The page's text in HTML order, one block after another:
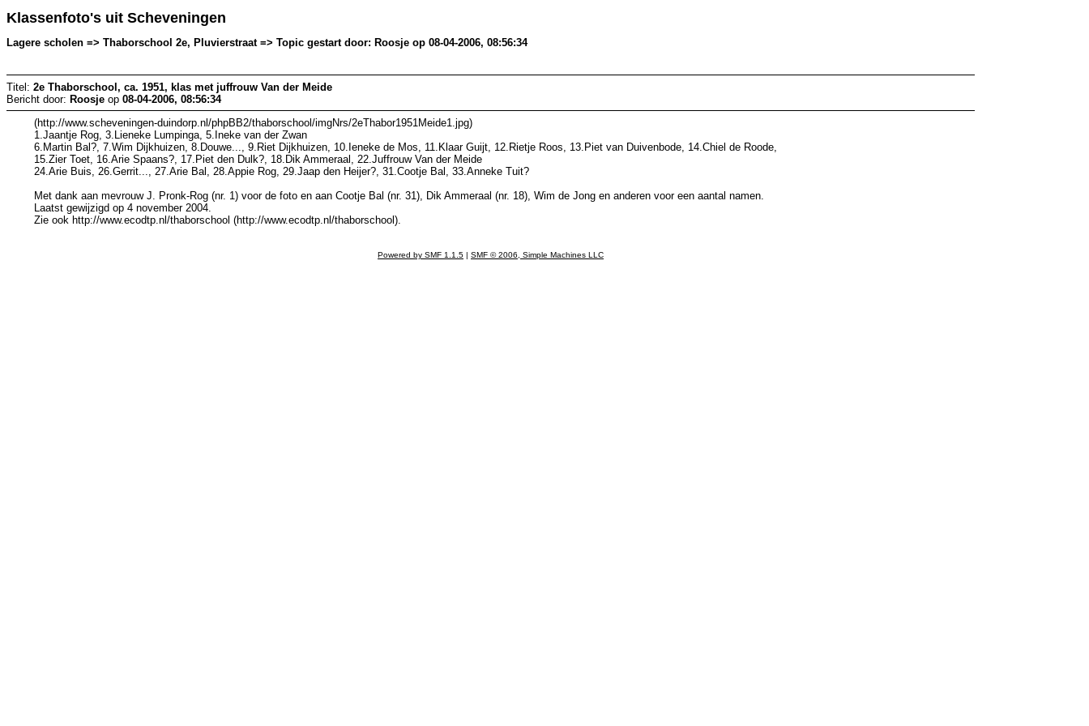
Klassenfoto's uit Scheveningen
Lagere scholen => Thaborschool 2e, Pluvierstraat => Topic gestart door: Roosje op 08-04-2006, 08:56:34
Titel: 2e Thaborschool, ca. 1951, klas met juffrouw Van der Meide
Bericht door: Roosje op 08-04-2006, 08:56:34
(http://www.scheveningen-duindorp.nl/phpBB2/thaborschool/imgNrs/2eThabor1951Meide1.jpg)
1.Jaantje Rog, 3.Lieneke Lumpinga, 5.Ineke van der Zwan
6.Martin Bal?, 7.Wim Dijkhuizen, 8.Douwe..., 9.Riet Dijkhuizen, 10.Ieneke de Mos, 11.Klaar Guijt, 12.Rietje Roos, 13.Piet van Duivenbode, 14.Chiel de Roode,
15.Zier Toet, 16.Arie Spaans?, 17.Piet den Dulk?, 18.Dik Ammeraal, 22.Juffrouw Van der Meide
24.Arie Buis, 26.Gerrit..., 27.Arie Bal, 28.Appie Rog, 29.Jaap den Heijer?, 31.Cootje Bal, 33.Anneke Tuit?
Met dank aan mevrouw J. Pronk-Rog (nr. 1) voor de foto en aan Cootje Bal (nr. 31), Dik Ammeraal (nr. 18), Wim de Jong en anderen voor een aantal namen.
Laatst gewijzigd op 4 november 2004.
Zie ook http://www.ecodtp.nl/thaborschool (http://www.ecodtp.nl/thaborschool).
Powered by SMF 1.1.5 | SMF © 2006, Simple Machines LLC